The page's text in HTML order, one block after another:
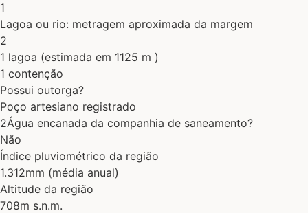
1
Lagoa ou rio: metragem aproximada da margem
2
1 lagoa (estimada em 1125 m )
1 contenção
Possui outorga?
Poço artesiano registrado
2Água encanada da companhia de saneamento?
Não
Índice pluviométrico da região
1.312mm (média anual)
Altitude da região
708m s.n.m.